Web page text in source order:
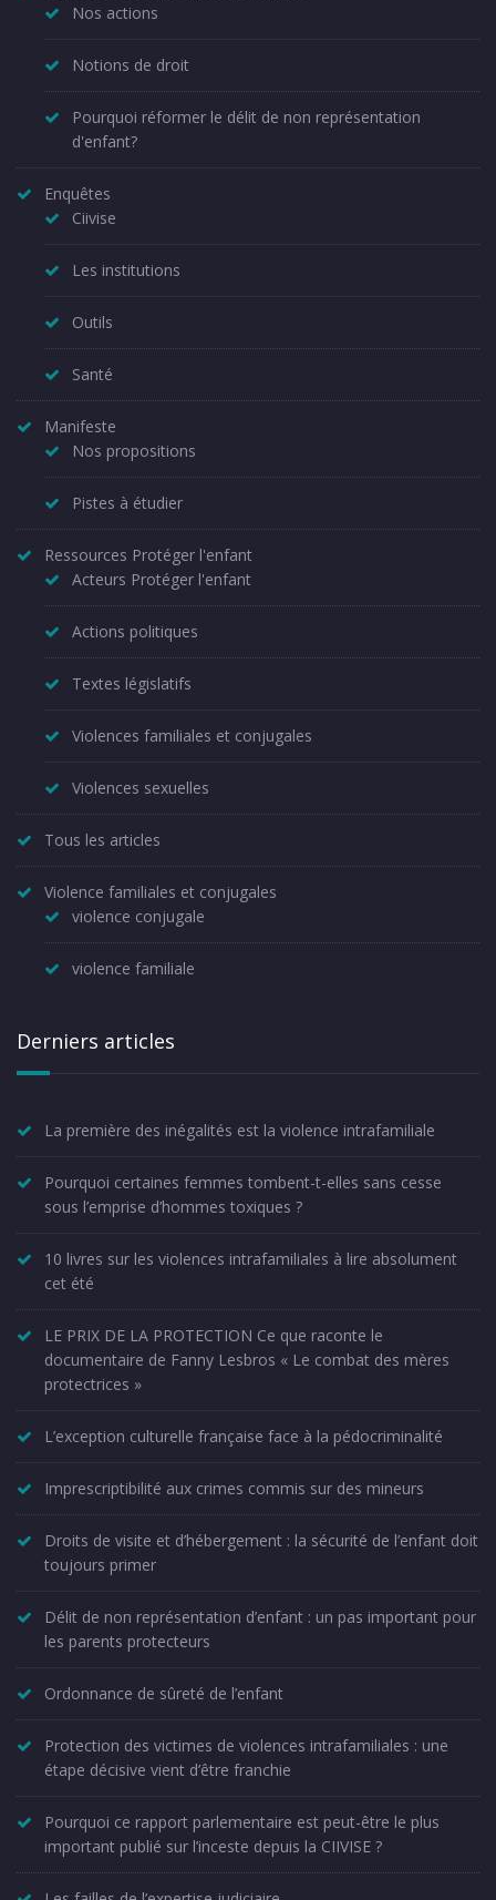
Nos actions
Notions de droit
Pourquoi réformer le délit de non représentation
d'enfant?
Enquêtes
Ciivise
Les institutions
Outils
Santé
Manifeste
Nos propositions
Pistes à étudier
Ressources Protéger l'enfant
Acteurs Protéger l'enfant
Actions politiques
Textes législatifs
Violences familiales et conjugales
Violences sexuelles
Tous les articles
Violence familiales et conjugales
violence conjugale
violence familiale
Derniers articles
La première des inégalités est la violence intrafamiliale
Pourquoi certaines femmes tombent-t-elles sans cesse
sous l’emprise d’hommes toxiques ?
10 livres sur les violences intrafamiliales à lire absolument
cet été
LE PRIX DE LA PROTECTION Ce que raconte le
documentaire de Fanny Lesbros « Le combat des mères
protectrices »
L’exception culturelle française face à la pédocriminalité
Imprescriptibilité aux crimes commis sur des mineurs
Droits de visite et d’hébergement : la sécurité de l’enfant doit
toujours primer
Délit de non représentation d’enfant : un pas important pour
les parents protecteurs
Ordonnance de sûreté de l’enfant
Protection des victimes de violences intrafamiliales : une
étape décisive vient d’être franchie
Pourquoi ce rapport parlementaire est peut-être le plus
important publié sur l’inceste depuis la CIIVISE ?